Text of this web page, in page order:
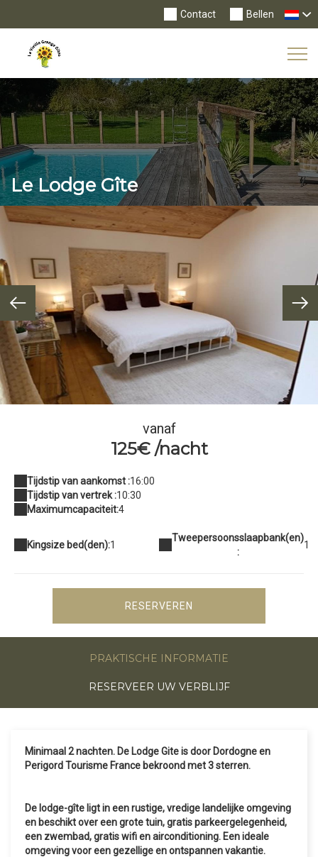
Bellen
Contact
Le Lodge Gîte
The Lodge Gite - Bedroom
vanaf
125€ /nacht
Tijdstip van aankomst :16:00
Tijdstip van vertrek :10:30
Maximumcapaciteit:4
Kingsize bed(den):1
Tweepersoonsslaapbank(en)
:
1
RESERVEREN
PRAKTISCHE INFORMATIE
RESERVEER UW VERBLIJF
Minimaal 2 nachten. De Lodge Gite is door Dordogne en
Perigord Tourisme France bekroond met 3 sterren.
De lodge-gîte ligt in een rustige, vredige landelijke omgeving
en beschikt over een grote tuin, gratis parkeergelegenheid,
een zwembad, gratis wifi en airconditioning. Een ideale
omgeving voor een gezellige en ontspannen vakantie.